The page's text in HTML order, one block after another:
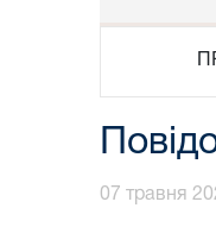
07 травня